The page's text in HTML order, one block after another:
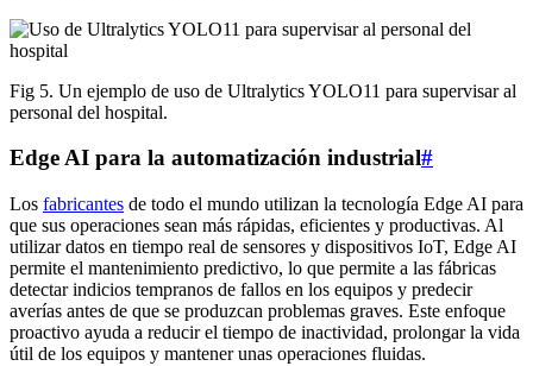
Fig 5. Un ejemplo de uso de Ultralytics YOLO11 para supervisar al
personal del hospital.
Edge AI para la automatización industrial#
Los fabricantes de todo el mundo utilizan la tecnología Edge AI para
que sus operaciones sean más rápidas, eficientes y productivas. Al
utilizar datos en tiempo real de sensores y dispositivos IoT, Edge AI
permite el mantenimiento predictivo, lo que permite a las fábricas
detectar indicios tempranos de fallos en los equipos y predecir
averías antes de que se produzcan problemas graves. Este enfoque
proactivo ayuda a reducir el tiempo de inactividad, prolongar la vida
útil de los equipos y mantener unas operaciones fluidas.